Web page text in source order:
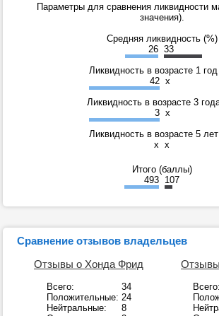
Параметры для сравнения ликвидности
значения).
Средняя ликвидность (%)
26 33
Ликвидность в возрасте 1
42 x
Ликвидность в возрасте 3
3 x
Ликвидность в возрасте 5
x x
Итого (баллы)
493 107
Сравнение отзывов владельцев
Отзывы о Хонда Фрид
Всего:
34
Положительные: 24
Нейтральные:
8
Всего: